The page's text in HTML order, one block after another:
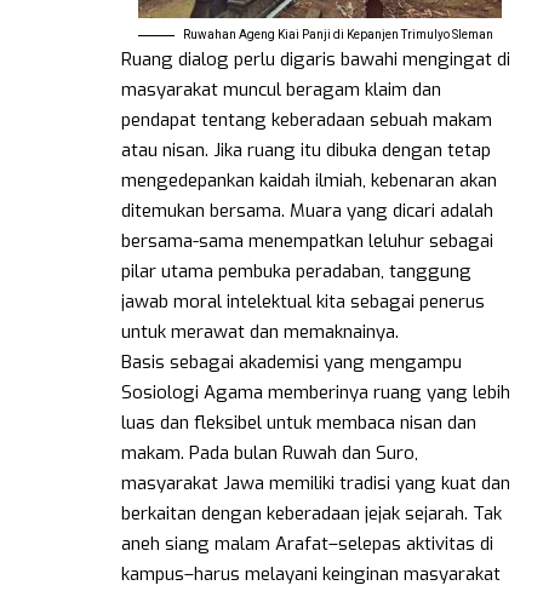
Ruwahan Ageng Kiai Panji di Kepanjen Trimulyo Sleman
Ruang dialog perlu digaris bawahi mengingat di
masyarakat muncul beragam klaim dan
pendapat tentang keberadaan sebuah makam
atau nisan. Jika ruang itu dibuka dengan tetap
mengedepankan kaidah ilmiah, kebenaran akan
ditemukan bersama. Muara yang dicari adalah
bersama-sama menempatkan leluhur sebagai
pilar utama pembuka peradaban, tanggung
jawab moral intelektual kita sebagai penerus
untuk merawat dan memaknainya.
Basis sebagai akademisi yang mengampu
Sosiologi Agama memberinya ruang yang lebih
luas dan fleksibel untuk membaca nisan dan
makam. Pada bulan Ruwah dan Suro,
masyarakat Jawa memiliki tradisi yang kuat dan
berkaitan dengan keberadaan jejak sejarah. Tak
aneh siang malam Arafat–selepas aktivitas di
kampus–harus melayani keinginan masyarakat